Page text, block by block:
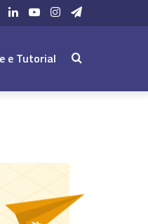
Telegram
Instagram
YouTube
LinkedIn
e Tutorial Cerca: